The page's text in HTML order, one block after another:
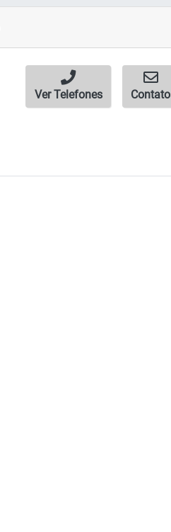
Ver Telefones Contato